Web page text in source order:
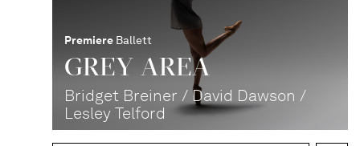
Premiere Ballett
GREY AREA
Bridget Breiner / David Dawson /
Lesley Telford